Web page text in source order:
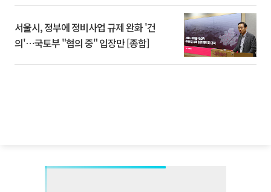
서울시, 정부에 정비사업 규제 완화 '건
의'⋯국토부 "협의 중" 입장만 [종합]